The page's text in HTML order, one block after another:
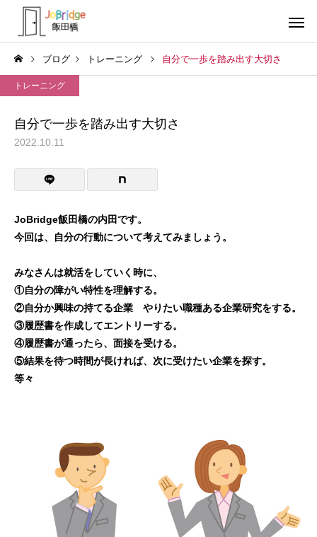
利用者の声
働き続けるための土台
ブログ トレーニング 自分で一歩を踏み出す大切さ
トレーニング
自分で一歩を踏み出す大切さ
2022.10.11
JoBridge飯田橋の内田です。
今回は、自分の行動について考えてみましょう。
みなさんは就活をしていく時に、
①自分の障がい特性を理解する。
②自分か興味の持てる企業 やりたい職種ある企業研究をする。
③履歴書を作成してエントリーする。
④履歴書が通ったら、面接を受ける。
⑤結果を待つ時間が長ければ、次に受けたい企業を探す。
等々